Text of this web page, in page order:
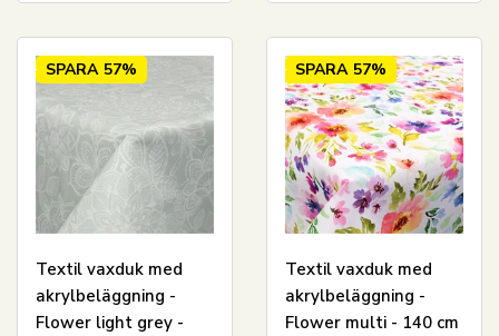
SPARA 57%
Textil vaxduk med
akrylbeläggning -
Flower light grey -
SPARA 57%
Textil vaxduk med
akrylbeläggning -
Flower multi - 140 cm